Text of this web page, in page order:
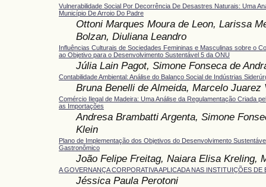
Vulnerabilidade Social Por Decorrência De Desastres Naturais: Uma
Município De Arroio Do Padre
Ottoni Marques Moura de Leon, Larissa
Bolzan, Diuliana Leandro
Influências Culturais de Sociedades Femininas e Masculinas sobre o
ao Objetivo para o Desenvolvimento Sustentável 5 da ONU
Júlia Lain Pagot, Simone Fonseca de
Contabilidade Ambiental: Análise do Balanço Social de Indústrias
Bruna Benelli de Almeida, Marcelo Juarez
Comércio Ilegal de Madeira: Uma Análise da Regulamentação Criada
as Importações
Andresa Brambatti Argenta, Simone
Klein
Plano de Implementação dos Objetivos do Desenvolvimento
Gastronômico
João Felipe Freitag, Naiara Elisa Kreling,
A GOVERNANÇA CORPORATIVA APLICADA NAS INSTITUIÇÕES DE
Jéssica Paula Perotoni